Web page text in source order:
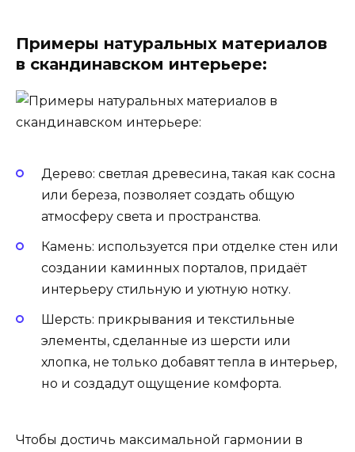
Примеры натуральных материалов
в скандинавском интерьере:
Дерево: светлая древесина, такая как сосна
или береза, позволяет создать общую
атмосферу света и пространства.
Камень: используется при отделке стен или
создании каминных порталов, придаёт
интерьеру стильную и уютную нотку.
Шерсть: прикрывания и текстильные
элементы, сделанные из шерсти или
хлопка, не только добавят тепла в интерьер,
но и создадут ощущение комфорта.
Чтобы достичь максимальной гармонии в